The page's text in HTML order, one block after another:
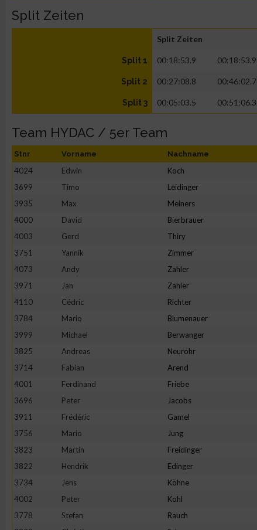
Split Zeiten
Split Zeiten
Split 1 00:18:53.9 00:18:53.9
Split 2 00:27:08.8 00:46:02.7
Split 3 00:05:03.5 00:51:06.3
Team HYDAC / 5er Team
Stnr Vorname Nachname
4024 Edwin Koch
3699
Timo Leidinger
3935
Max Meiners
4000
David Bierbrauer
4003
Gerd Thiry
3751
Yannik Zimmer
4073
Andy Zahler
3971
Jan Zahler
4110
Cédric Richter
3784
Mario Blumenauer
3999
Michael Berwanger
3825
Andreas Neurohr
3714
Fabian Arend
4001
Ferdinand Friebe
3696
Peter Jacobs
3911
Frédéric Gamel
3756
Mario Jung
3823
Martin Freidinger
3822
Hendrik Edinger
3734
Jens Köhne
4002
Peter Kohl
3778
Stefan Rauch